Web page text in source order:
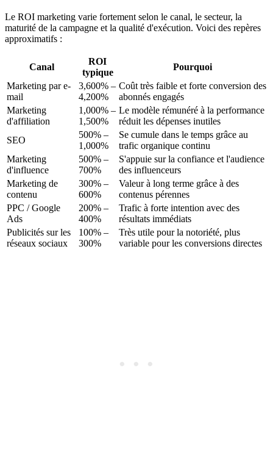
Le ROI marketing varie fortement selon le canal, le secteur, la
maturité de la campagne et la qualité d'exécution. Voici des repères
approximatifs :
Canal
ROI
typique
Pourquoi
Marketing par e-
mail
3,600% –
4,200%
Coût très faible et forte conversion des
abonnés engagés
Marketing
d'affiliation
1,000% –
1,500%
Le modèle rémunéré à la performance
réduit les dépenses inutiles
SEO
500% –
1,000%
Se cumule dans le temps grâce au
trafic organique continu
Marketing
d'influence
500% –
700%
S'appuie sur la confiance et l'audience
des influenceurs
Marketing de
contenu
300% –
600%
Valeur à long terme grâce à des
contenus pérennes
PPC / Google
Ads
200% –
400%
Trafic à forte intention avec des
résultats immédiats
Publicités sur les
réseaux sociaux
100% –
300%
Très utile pour la notoriété, plus
variable pour les conversions directes